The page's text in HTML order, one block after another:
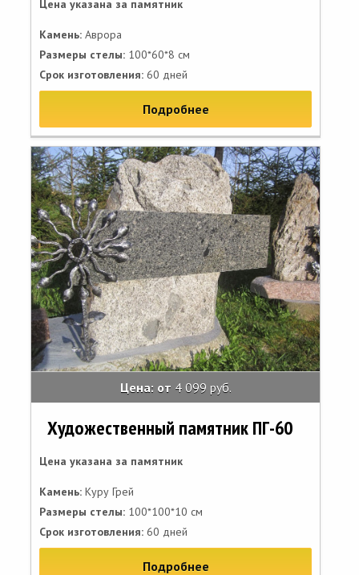
Цена указана за памятник
Камень: Аврора
Размеры стелы: 100*60*8 см
Срок изготовления: 60 дней
Подробнее
Цена: от 4 099 руб.
Художественный памятник ПГ-60
Цена указана за памятник
Камень: Куру Грей
Размеры стелы: 100*100*10 см
Срок изготовления: 60 дней
Подробнее